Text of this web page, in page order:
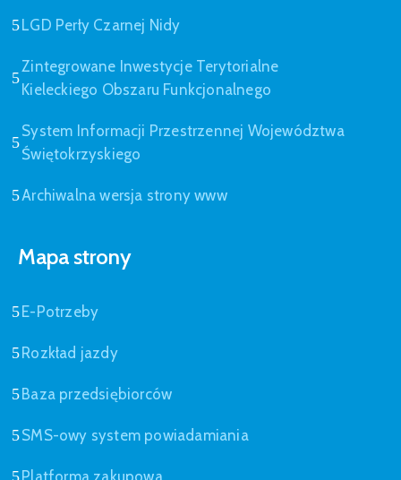
LGD Perły Czarnej Nidy
Zintegrowane Inwestycje Terytorialne
Kieleckiego Obszaru Funkcjonalnego
System Informacji Przestrzennej Województwa
Świętokrzyskiego
Archiwalna wersja strony www
Mapa strony
E-Potrzeby
Rozkład jazdy
Baza przedsiębiorców
SMS-owy system powiadamiania